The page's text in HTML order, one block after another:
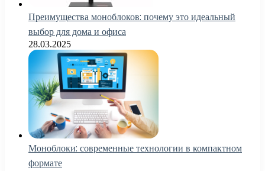
Преимущества моноблоков: почему это идеальный
выбор для дома и офиса
28.03.2025
Моноблоки: современные технологии в компактном
формате